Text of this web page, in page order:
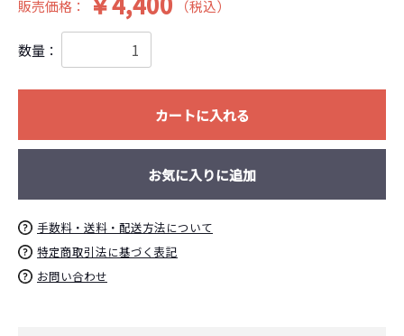
販売価格： （税込）
数量：
カートに入れる
お気に入りに追加
手数料・送料・配送方法について
特定商取引法に基づく表記
お問い合わせ